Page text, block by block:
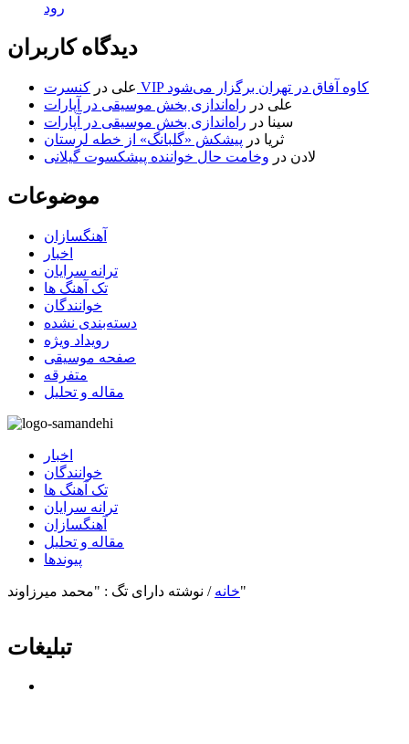
رود
دیدگاه کاربران
علی در
کنسرت VIP کاوه آفاق در تهران برگزار می‌شود
علی در راه‌اندازی بخش موسیقی در آپارات
سینا در راه‌اندازی بخش موسیقی در آپارات
ثریا در پیشکش «گلبانگ» از خطه لرستان
لادن در وخامت حال خواننده پیشکسوت گیلانی
موضوعات
آهنگسازان
اخبار
ترانه سرایان
تک آهنگ ها
خوانندگان
دسته‌بندی نشده
رویداد ویژه
صفحه موسیقی
متفرقه
مقاله و تحلیل
اخبار
خوانندگان
تک آهنگ ها
ترانه سرایان
آهنگسازان
مقاله و تحلیل
پیوندها
خانه / نوشته دارای تگ : "محمد میرزاوند"
تبلیغات